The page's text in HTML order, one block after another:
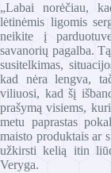
„Labai norėčiau,
lėtinėmis ligomis
neikite į
savanorių pagalba.
susitelkimas,
kad nėra lengva,
viliuosi, kad šį
prašymą visiems,
metu paprastas
maisto produktais ar
užkirsti kelią itin
Veryga.